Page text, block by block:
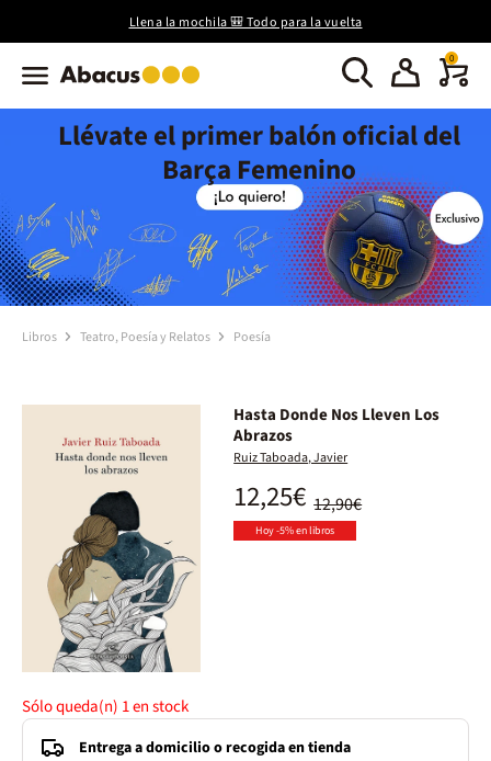
Llena la mochila 🎒 Todo para la vuelta
0
Llévate el primer balón oficial del
Barça Femenino
Libros Teatro, Poesía y Relatos Poesía
Hasta Donde Nos Lleven Los
Abrazos
Ruiz Taboada, Javier
12,90€
12,25€
Hoy -5% en libros
Sólo queda(n) 1en stock
Entrega a domicilio o recogida en tienda